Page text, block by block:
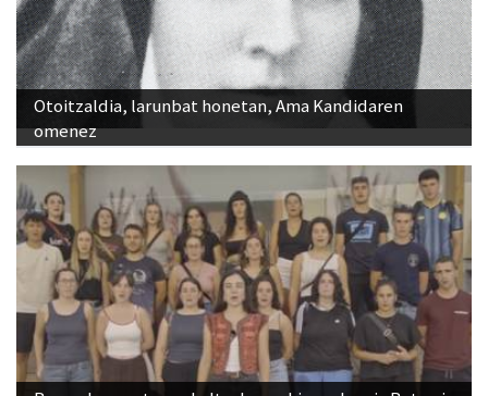
Otoitzaldia, larunbat honetan, Ama Kandidaren
omenez